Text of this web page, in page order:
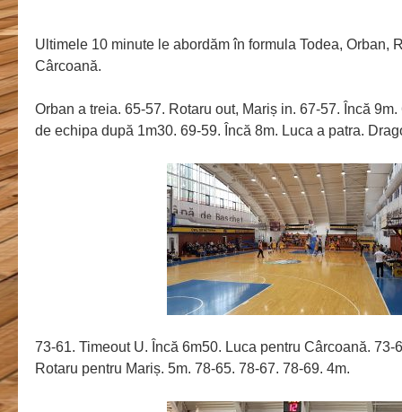
Ultimele 10 minute le abordăm în formula Todea, Orban,
Cârcoană.
Orban a treia. 65-57. Rotaru out, Mariș in. 67-57. Încă
de echipa după 1m30. 69-59. Încă 8m. Luca a patra.
73-61. Timeout U. Încă 6m50. Luca pentru Cârcoană. 73-
Rotaru pentru Mariș. 5m. 78-65. 78-67. 78-69. 4m.